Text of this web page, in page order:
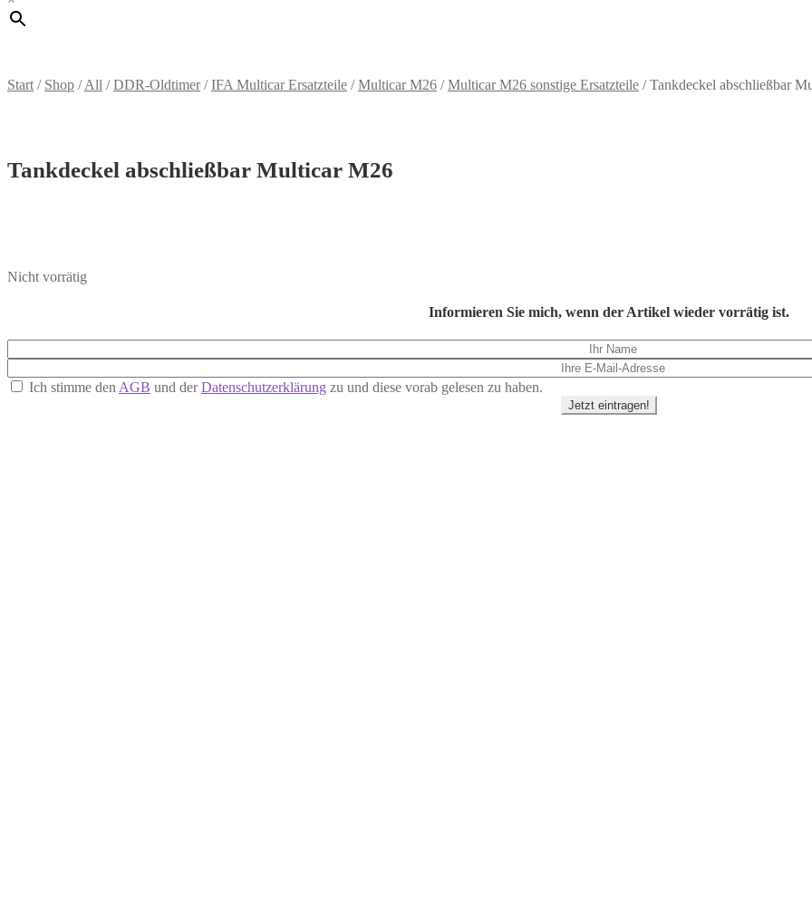
Start / Shop /All /DDR-Oldtimer/IFA Multicar Ersatzteile /Multicar M26 /Multicar M26 sonstige Ersatzteile /Tankdeckel abschließbar
Tankdeckel abschließbar Multicar M26
Nicht vorrätig
Informieren Sie mich, wenn der Artikel wieder vorrätig ist.
Ich stimme den AGB und derDatenschutzerklärung zu und diese vorab gelesen zu haben.
Jetzt eintragen!